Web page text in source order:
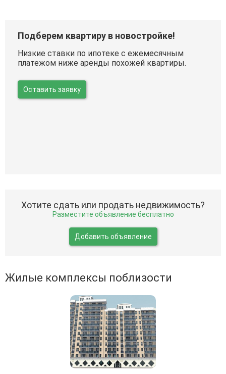
Подберем квартиру в новостройке!
Низкие ставки по ипотеке с ежемесячным
платежом ниже аренды похожей квартиры.
Оставить заявку
Хотите сдать или продать недвижимость?
Разместите объявление бесплатно
Добавить объявление
Жилые комплексы поблизости